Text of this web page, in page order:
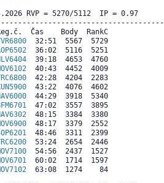
RVP = 5270/5112  IP = 0.97
Čas    Body  RankC
  32:51  5567  5729
  36:02  5116  5251
  39:18  4653  4760
  40:43  4452  4009
  42:28  4204  2283
  43:22  4076  4602
  44:29  3918  5340
  47:02  3557  3895
  48:15  3384  3380
  48:17  3379  2552
  48:46  3311  2399
  53:24  2654  2446
  54:56  2437  1527
  60:02  1714  1597
  63:08  1274    84